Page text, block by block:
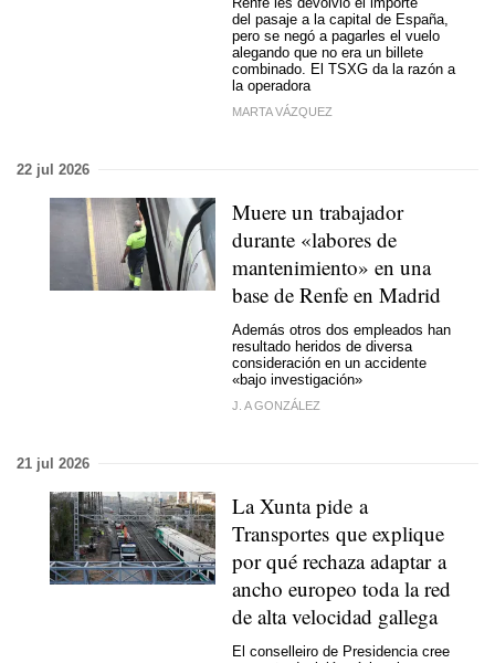
del pasaje a la capital de España,
pero se negó a pagarles el vuelo
alegando que no era un billete
combinado. El TSXG da la razón a
la operadora
MARTA VÁZQUEZ
22 jul 2026
Muere un trabajador
durante «labores de
mantenimiento» en una
base de Renfe en Madrid
Además otros dos empleados han
resultado heridos de diversa
consideración en un accidente
«bajo investigación»
J. A GONZÁLEZ
21 jul 2026
La Xunta pide a
Transportes que explique
por qué rechaza adaptar a
ancho europeo toda la red
de alta velocidad gallega
El conselleiro de Presidencia cree